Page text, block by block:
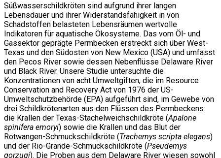
Süßwasserschildkröten sind aufgrund ihrer langen
Lebensdauer und ihrer Widerstandsfähigkeit in von
Schadstoffen belasteten Lebensräumen wertvolle
Indikatoren für aquatische Ökosysteme. Das vom Öl- und
Gassektor geprägte Permbecken erstreckt sich über West-
Texas und den Südosten von New Mexico (USA) und umfasst
den Pecos River sowie dessen Nebenflüsse Delaware River
und Black River. Unsere Studie untersuchte die
Konzentrationen von acht Umweltgiften, die im Resource
Conservation and Recovery Act von 1976 der US-
Umweltschutzbehörde (EPA) aufgeführt sind, im Gewebe von
drei Schildkrötenarten aus den Flüssen des Permbeckens:
die Krallen der Texas-Stachelweichschildkröte (Apalone
spinifera emoryi) sowie die Krallen und das Blut der
Rotwangen-Schmuckschildkröte (Trachemys scripta elegans)
und der Rio-Grande-Schmuckschildkröte (Pseudemys
gorzugi). Die Proben aus dem Delaware River wiesen sowohl